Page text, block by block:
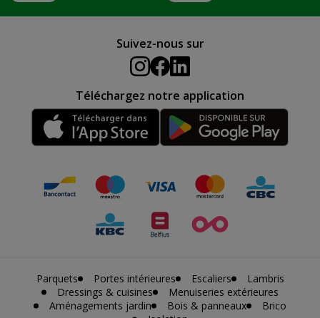
Suivez-nous sur
Téléchargez notre application
Parquets Portes intérieures Escaliers
Lambris
Dressings & cuisines
Menuiseries extérieures
Aménagements jardin
Bois & panneaux
Brico